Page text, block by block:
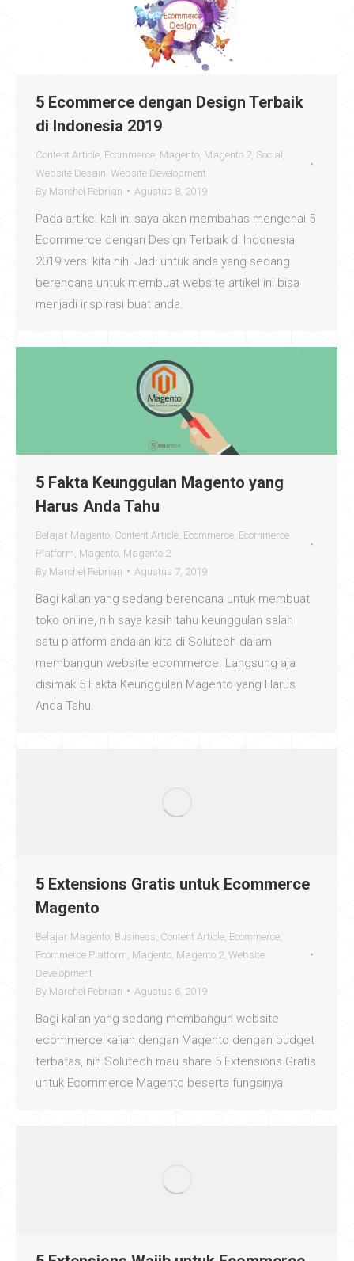
5 Ecommerce dengan Design Terbaik
di Indonesia 2019
Content Article Ecommerce Magento Magento 2 Social
Website Desain Website Development
By Marchel Febrian Agustus 8, 2019
Pada artikel kali ini saya akan membahas mengenai 5
Ecommerce dengan Design Terbaik di Indonesia
2019 versi kita nih. Jadi untuk anda yang sedang
berencana untuk membuat website artikel ini bisa
menjadi inspirasi buat anda.
5 Fakta Keunggulan Magento yang
Harus Anda Tahu
Belajar Magento Content Article Ecommerce Ecommerce
Platform Magento Magento 2
By Marchel Febrian Agustus 7, 2019
Bagi kalian yang sedang berencana untuk membuat
toko online, nih saya kasih tahu keunggulan salah
satu platform andalan kita di Solutech dalam
membangun website ecommerce. Langsung aja
disimak 5 Fakta Keunggulan Magento yang Harus
Anda Tahu.
5 Extensions Gratis untuk Ecommerce
Magento
Belajar Magento Business Content Article Ecommerce
Ecommerce Platform Magento Magento 2 Website
Development
By Marchel Febrian Agustus 6, 2019
Bagi kalian yang sedang membangun website
ecommerce kalian dengan Magento dengan budget
terbatas, nih Solutech mau share 5 Extensions Gratis
untuk Ecommerce Magento beserta fungsinya.